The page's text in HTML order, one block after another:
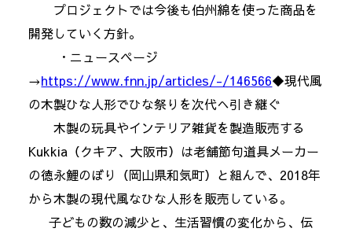
プロジェクトでは今後も伯州綿を使った商品を
開発していく方針。
・ニュースページ
→https://www.fnn.jp/articles/-/146566◆現代風
の木製ひな人形でひな祭りを次代へ引き継ぐ
木製の玩具やインテリア雑貨を製造販売する
Kukkia（クキア、大阪市）は老舗節句道具メーカー
の徳永鯉のぼり（岡山県和気町）と組んで、2018年
から木製の現代風なひな人形を販売している。
子どもの数の減少と、生活習慣の変化から、伝